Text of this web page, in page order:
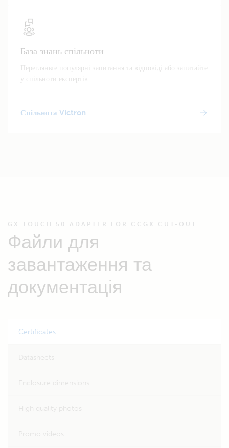
База знань спільноти
Перегляньте популярні запитання та відповіді або запитайте
у спільноти експертів.
Спільнота Victron
GX TOUCH 50 ADAPTER FOR CCGX CUT-OUT
Файли для
завантаження та
документація
Certificates